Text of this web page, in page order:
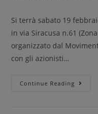
Si terrà sabato 19
in via Siracusa n.61
organizzato dal
con gli azionisti…
Continue Reading